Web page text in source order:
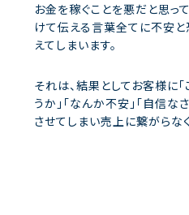
お金を稼ぐことを悪だと思っ
けて伝える言葉全てに不安
えてしまいます。
それは、結果としてお客様に
うか」「なんか不安」「自信な
させてしまい売上に繋がらな